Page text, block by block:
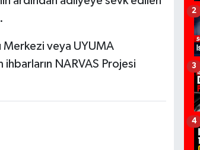
Merkezi veya UYUMA
NARVAS Projesi
2
3
4